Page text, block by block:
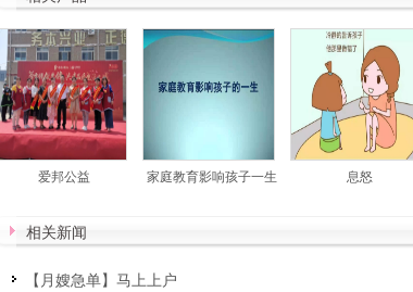
爱邦公益 家庭教育影响孩子一生 息怒
相关新闻
【月嫂急单】马上上户